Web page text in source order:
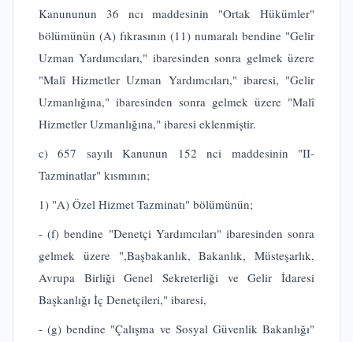
Kanununun 36 ncı maddesinin "Ortak Hükümler"
bölümünün (A) fıkrasının (11) numaralı bendine "Gelir
Uzman Yardımcıları," ibaresinden sonra gelmek üzere
"Malî Hizmetler Uzman Yardımcıları," ibaresi, "Gelir
Uzmanlığına," ibaresinden sonra gelmek üzere "Malî
Hizmetler Uzmanlığına," ibaresi eklenmiştir.
c) 657 sayılı Kanunun 152 nci maddesinin "II-
Tazminatlar" kısmının;
1) "A) Özel Hizmet Tazminatı" bölümünün;
- (f) bendine "Denetçi Yardımcıları" ibaresinden sonra
gelmek üzere ",Başbakanlık, Bakanlık, Müsteşarlık,
Avrupa Birliği Genel Sekreterliği ve Gelir İdaresi
Başkanlığı İç Denetçileri," ibaresi,
- (g) bendine "Çalışma ve Sosyal Güvenlik Bakanlığı"